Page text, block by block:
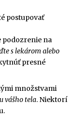
postupovať
podozrenie na
s lekárom alebo
presné
množstvami
vášho tela. Niektorí